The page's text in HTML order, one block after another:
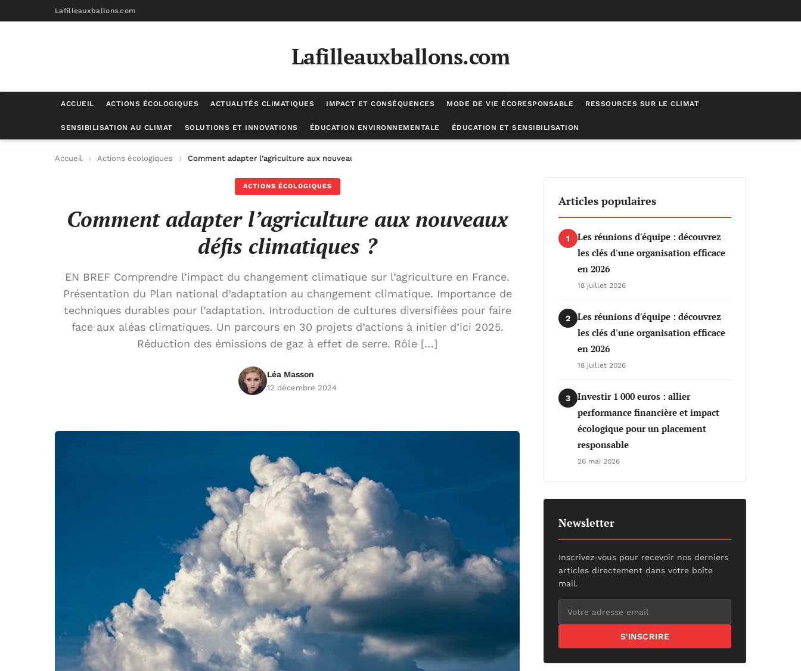
Lafilleauxballons.com
Lafilleauxballons.com
ACCUEIL ACTIONS ÉCOLOGIQUES ACTUALITÉS CLIMATIQUES IMPACT ET CONSÉQUENCES MODE DE VIE ÉCORESPONSABLE RESSOURCES SUR LE CLIMAT
SENSIBILISATION AU CLIMAT SOLUTIONS ET INNOVATIONS ÉDUCATION ENVIRONNEMENTALE ÉDUCATION ET SENSIBILISATION
Accueil Actions écologiques Comment adapter l’agriculture aux nouveaux défis climatiques ?
ACTIONS ÉCOLOGIQUES
Comment adapter l’agriculture aux nouveaux
défis climatiques ?
EN BREF Comprendre l’impact du changement climatique sur l’agriculture en France.
Présentation du Plan national d’adaptation au changement climatique. Importance de
techniques durables pour l’adaptation. Introduction de cultures diversifiées pour faire
face aux aléas climatiques. Un parcours en 30 projets d’actions à initier d’ici 2025.
Réduction des émissions de gaz à effet de serre. Rôle […]
Léa Masson
12 décembre 2024
Articles populaires
1
Les réunions d'équipe : découvrez
les clés d'une organisation efficace
en 2026
18 juillet 2026
2
Les réunions d'équipe : découvrez
les clés d'une organisation efficace
en 2026
18 juillet 2026
3
Investir 1 000 euros : allier
performance financière et impact
écologique pour un placement
responsable
26 mai 2026
Newsletter
Inscrivez-vous pour recevoir nos derniers
articles directement dans votre boîte
mail.
S'INSCRIRE